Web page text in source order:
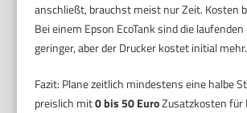
anschließt, brauchst meist nur Zeit. Kosten
Bei einem Epson EcoTank sind die
geringer, aber der Drucker kostet initial mehr.
Fazit: Plane zeitlich mindestens eine halbe
preislich mit0 bis 50 EuroZusatzkosten für